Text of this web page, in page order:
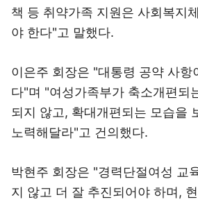
책 등 취약가족 지원은 사회복지
야 한다"고 말했다.
이은주 회장은 "대통령 공약 사항
다"며 "여성가족부가 축소개편되
되지 않고, 확대개편되는 모습을
노력해달라"고 건의했다.
박현주 회장은 "경력단절여성 교
지 않고 더 잘 추진되어야 하며,